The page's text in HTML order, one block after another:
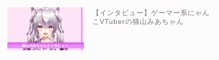
【インタビュー】ゲーマー系にゃん
こVTuberの猫山みあちゃん